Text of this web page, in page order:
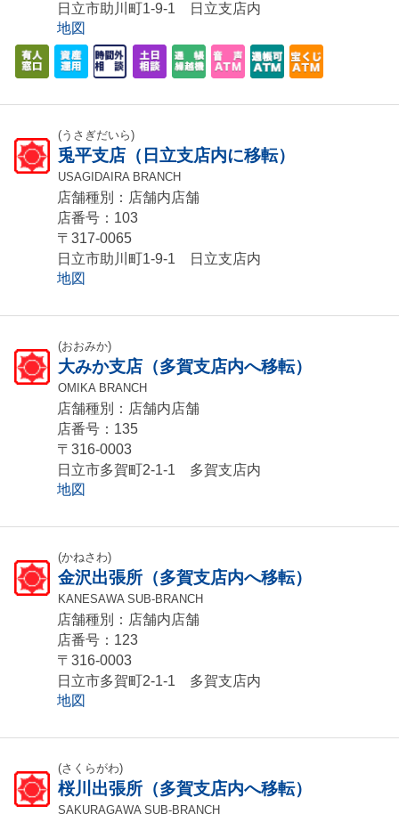
日立市助川町1-9-1 日立支店内
地図
(うさぎだいら)
兎平支店（日立支店内に移転）
USAGIDAIRA BRANCH
店舗種別：店舗内店舗
店番号：103
〒317-0065
日立市助川町1-9-1 日立支店内
地図
(おおみか)
大みか支店（多賀支店内へ移転）
OMIKA BRANCH
店舗種別：店舗内店舗
店番号：135
〒316-0003
日立市多賀町2-1-1 多賀支店内
地図
(かねさわ)
金沢出張所（多賀支店内へ移転）
KANESAWA SUB-BRANCH
店舗種別：店舗内店舗
店番号：123
〒316-0003
日立市多賀町2-1-1 多賀支店内
地図
(さくらがわ)
桜川出張所（多賀支店内へ移転）
SAKURAGAWA SUB-BRANCH